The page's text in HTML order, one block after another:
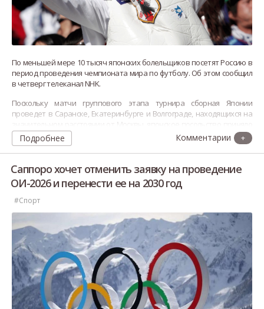
По меньшей мере 10 тысяч японских болельщиков посетят Россию в
период проведения чемпионата мира по футболу. Об этом сообщил
в четверг телеканал NHK.
Поскольку матчи группового этапа турнира сборная Японии
проведет в Саранске, Екатеринбурге и Волгограде, находящихся на
значительном расстоянии от Москвы, японское посольство приняло
решение открыть в этих городах временные представительства
для оказания поддержки прибывшим туда болельщикам.
Подробнее +
Саппоро хочет отменить заявку на проведение
ОИ-2026 и перенести ее на 2030 год
#Спорт